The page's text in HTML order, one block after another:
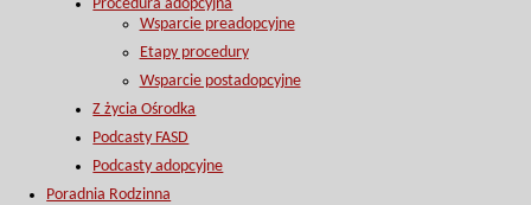
Procedura adopcyjna
Wsparcie preadopcyjne
Etapy procedury
Wsparcie postadopcyjne
Z życia Ośrodka
Podcasty FASD
Podcasty adopcyjne
Poradnia Rodzinna